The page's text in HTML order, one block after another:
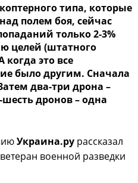
типа, которые
полем боя, сейчас
только 2-3%
целей (штатного
это все
было другим. Сначала
два-три дрона –
дронов – одна
Украина.ру рассказал
военной разведки